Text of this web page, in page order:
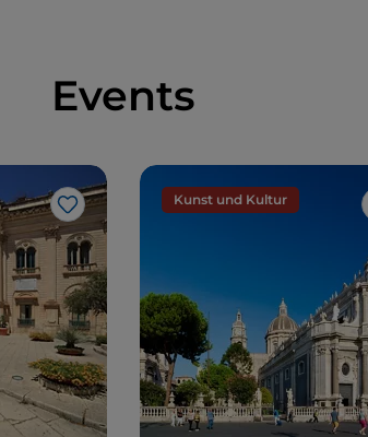
Events
Like
Kunst und Kultur